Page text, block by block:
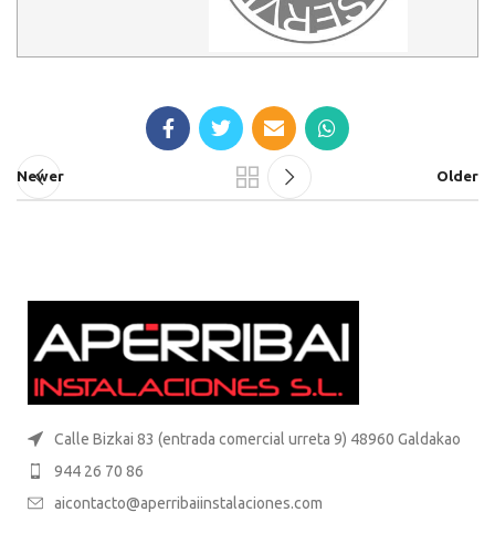
Newer Older
Calle Bizkai 83 (entrada comercial urreta 9) 48960 Galdakao
944 26 70 86
aicontacto@aperribaiinstalaciones.com